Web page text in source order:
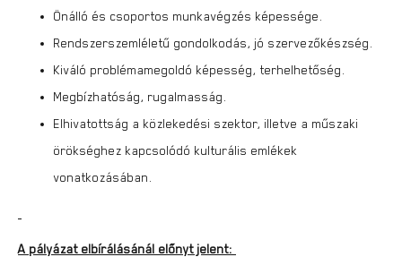
Önálló és csoportos munkavégzés képessége.
Rendszerszemléletű gondolkodás, jó szervezőkészség.
Kiváló problémamegoldó képesség, terhelhetőség.
Megbízhatóság, rugalmasság.
Elhivatottság a közlekedési szektor, illetve a műszaki
örökséghez kapcsolódó kulturális emlékek
vonatkozásában.
A pályázat elbírálásánál előnyt jelent: